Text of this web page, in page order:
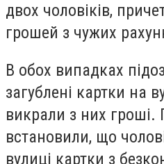
двох чоловіків,
грошей з чужих
В обох випадках
загублені картки на
викрали з них гроші.
встановили, що
вулиці картки з